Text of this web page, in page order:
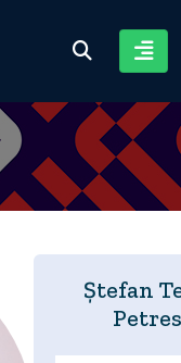
Ștefan